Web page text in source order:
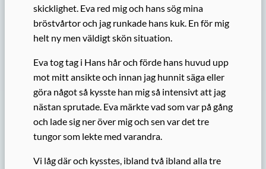
skicklighet. Eva red mig och hans sög mina
bröstvårtor och jag runkade hans kuk. En för mig
helt ny men väldigt skön situation.
Eva tog tag i Hans hår och förde hans huvud upp
mot mitt ansikte och innan jag hunnit säga eller
göra något så kysste han mig så intensivt att jag
nästan sprutade. Eva märkte vad som var på gång
och lade sig ner över mig och sen var det tre
tungor som lekte med varandra.
Vi låg där och kysstes, ibland två ibland alla tre